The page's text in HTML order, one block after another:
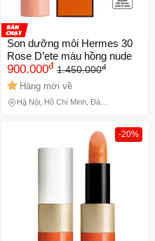
Son dưỡng môi Hermes 30
Rose D’ete màu hồng nude
900.000đ 1.450.000đ
Hàng mới về
Hà Nội, Hồ Chí Minh, Đà
-20%